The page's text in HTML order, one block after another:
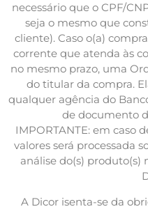
necessário que o CPF/
seja o mesmo que
cliente). Caso o(a)
corrente que atenda às
no mesmo prazo, uma
do titular da compra.
qualquer agência do
de documento
IMPORTANTE: em caso
valores será processada
análise do(s) produto(s)
A Dicor isenta-se da